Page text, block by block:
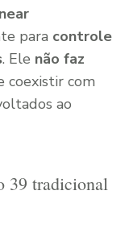
para controle
. Ele não faz
coexistir com
ao
39 tradicional